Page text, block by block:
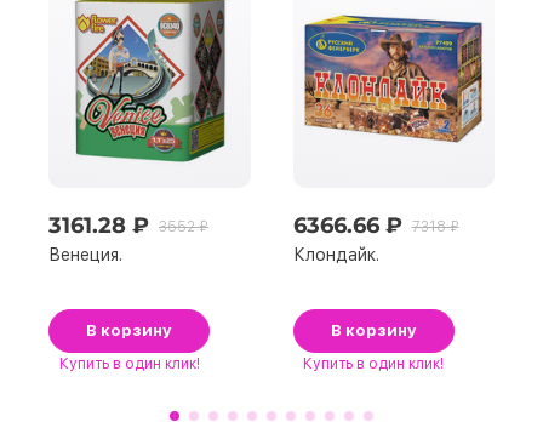
3161.28 ₽ 3552 ₽
Венеция.
В корзину
Купить в один клик!
6366.66 ₽ 7318 ₽
Клондайк.
В корзину
Купить в один клик!